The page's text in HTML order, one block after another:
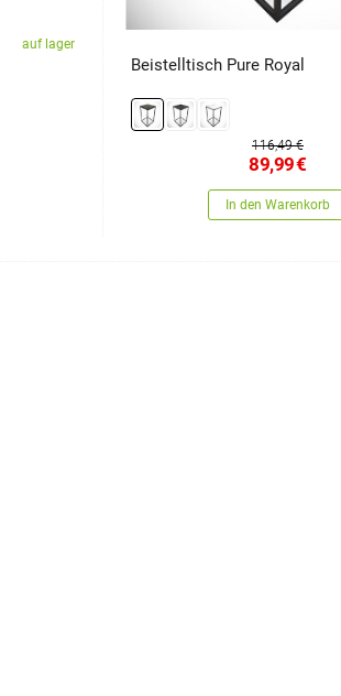
auf lager
Beistelltisch Pure Royal
116,49 €
89,99€
In den Warenkorb